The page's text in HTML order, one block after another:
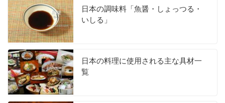
日本の調味料「魚醤・しょっつる・
いしる」
日本の料理に使用される主な具材一
覧